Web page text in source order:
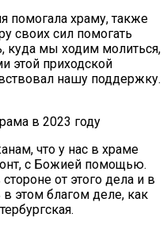
помогала храму, также
своих сил помогать
куда мы ходим молиться,
этой приходской
нашу поддержку.
в 2023 году
что у нас в храме
с Божией помощью.
от этого дела и в
в этом благом деле, как